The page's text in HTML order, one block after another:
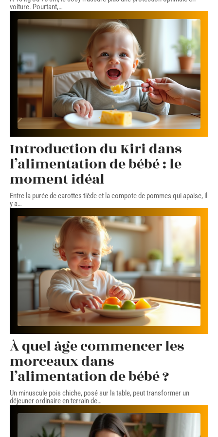
voiture. Pourtant,…
Introduction du Kiri dans
l’alimentation de bébé : le
moment idéal
Entre la purée de carottes tiède et la compote de pommes qui apaise, il
y a…
À quel âge commencer les
morceaux dans
l’alimentation de bébé ?
Un minuscule pois chiche, posé sur la table, peut transformer un
déjeuner ordinaire en terrain de…